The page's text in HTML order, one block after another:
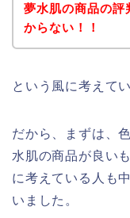
夢水肌の商品の評
からない！！
という風に考えて
だから、まずは、
水肌の商品が良い
に考えている人も
いました。